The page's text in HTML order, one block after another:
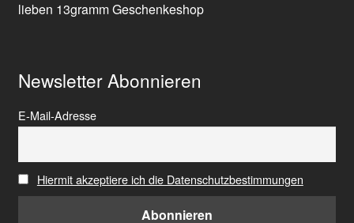
Newsletter Abonnieren
E-Mail-Adresse
Hiermit akzeptiere ich die Datenschutzbestimmungen